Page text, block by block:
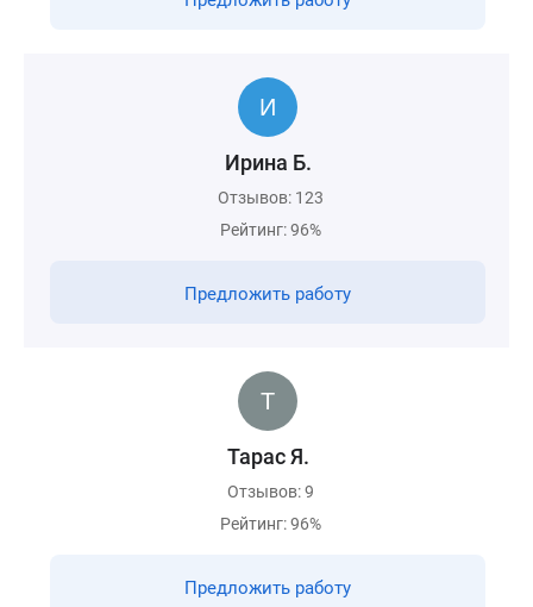
Ирина Б.
Отзывов: 123
Рейтинг: 96%
Предложить работу
Тарас Я.
Отзывов: 9
Рейтинг: 96%
Предложить работу